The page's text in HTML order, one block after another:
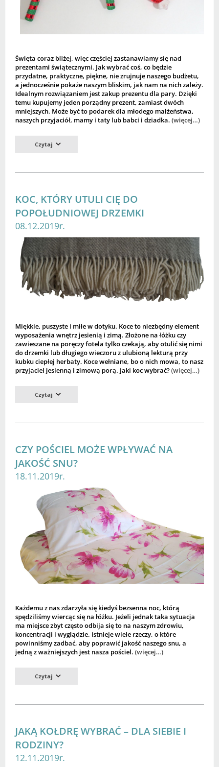
Święta coraz bliżej, więc częściej zastanawiamy się nad
prezentami świątecznymi. Jak wybrać coś, co będzie
przydatne, praktyczne, piękne, nie zrujnuje naszego budżetu,
a jednocześnie pokaże naszym bliskim, jak nam na nich zależy.
Idealnym rozwiązaniem jest zakup prezentu dla pary. Dzięki
temu kupujemy jeden porządny prezent, zamiast dwóch
mniejszych. Może być to podarek dla młodego małżeństwa,
naszych przyjaciół, mamy i taty lub babci i dziadka.(więcej…)
Czytaj
KOC, KTÓRY UTULI CIĘ DO
POPOŁUDNIOWEJ DRZEMKI
08.12.2019r.
Miękkie, puszyste i miłe w dotyku. Koce to niezbędny element
wyposażenia wnętrz jesienią i zimą. Złożone na łóżku czy
zawieszane na poręczy fotela tylko czekają, aby otulić się nimi
do drzemki lub długiego wieczoru z ulubioną lekturą przy
kubku ciepłej herbaty. Koce wełniane, bo o nich mowa, to nasz
przyjaciel jesienną i zimową porą. Jaki koc wybrać?(więcej…)
Czytaj
CZY POŚCIEL MOŻE WPŁYWAĆ NA
JAKOŚĆ SNU?
18.11.2019r.
Każdemu z nas zdarzyła się kiedyś bezsenna noc, którą
spędziliśmy wiercąc się na łóżku. Jeżeli jednak taka sytuacja
ma miejsce zbyt często odbija się to na naszym zdrowiu,
koncentracji i wyglądzie. Istnieje wiele rzeczy, o które
powinniśmy zadbać, aby poprawić jakość naszego snu, a
jedną z ważniejszych jest nasza pościel.(więcej…)
Czytaj
JAKĄ KOŁDRĘ WYBRAĆ – DLA SIEBIE I
RODZINY?
12.11.2019r.